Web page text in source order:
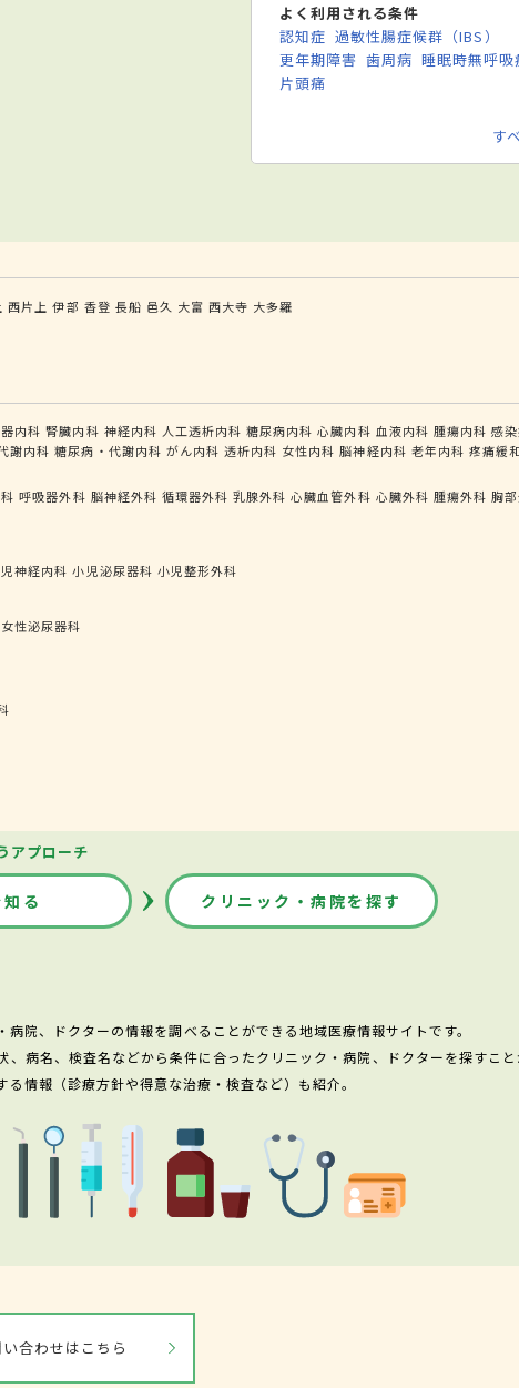
よく利用される条件
認知症 過敏性腸症候群（IBS）
更年期障害 歯周病 睡眠時無呼吸
片頭痛
す
西片上 伊部 香登 長船 邑久 大富 西大寺 大多羅
内科 腎臓内科 神経内科 人工透析内科 糖尿病内科 心臓内科 血液内科 腫瘍内科 感
謝内科 糖尿病・代謝内科 がん内科 透析内科 女性内科 脳神経内科 老年内科 疼痛緩
呼吸器外科 脳神経外科 循環器外科 乳腺外科 心臓血管外科 心臓外科 腫瘍外科 胸
神経内科 小児泌尿器科 小児整形外科
女性泌尿器科
アプローチ
る クリニック・病院を探す
院、ドクターの情報を調べることができる地域医療情報サイトです。
病名、検査名などから条件に合ったクリニック・病院、ドクターを探すこと
情報（診療方針や得意な治療・検査など）も紹介。
合わせはこちら